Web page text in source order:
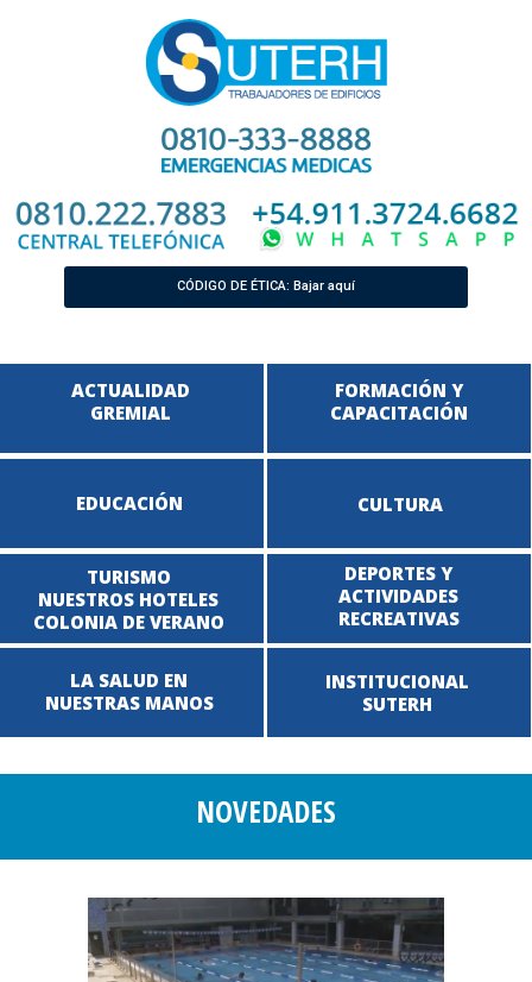
CÓDIGO DE ÉTICA: Bajar aquí
ACTUALIDAD
GREMIAL
EDUCACIÓN CULTURA
TURISMO
NUESTROS HOTELES
COLONIA DE VERANO
DEPORTES Y
ACTIVIDADES
RECREATIVAS
LA SALUD EN
NUESTRAS MANOS
INSTITUCIONAL
SUTERH
FORMACIÓN Y
CAPACITACIÓN
NOVEDADES